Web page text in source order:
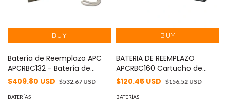
Batería de Reemplazo APC
APCRBC132 - Batería de
Reemplazo
$409.80 USD $532.67 USD
BATERÍAS
BATERIA DE REEMPLAZO
APCRBC160 Cartucho de
batería de sustitución de
$120.45 USD $156.52 USD
BATERÍAS